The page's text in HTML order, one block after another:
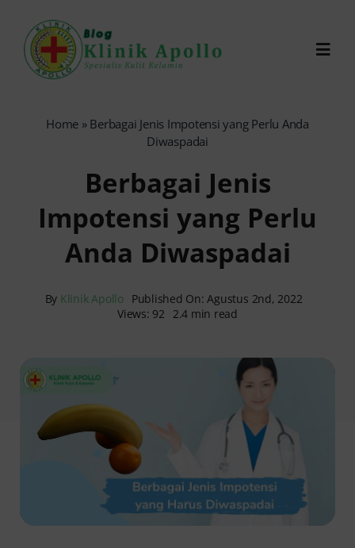
content
Reservasi Online
Home » Berbagai Jenis Impotensi yang Perlu Anda
Diwaspadai
Berbagai Jenis
Impotensi yang Perlu
Anda Diwaspadai
By Klinik Apollo Published On: Agustus 2nd, 2022
Views: 92
2.4 min read